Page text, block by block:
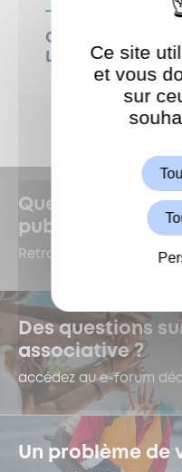
Cérémonie
Libération de
Quelles sont les
publications à
Retrouvez-les dans le
Des questions
associative ?
accédez au e-forum
Un problème de
Ce site
et vous
sur